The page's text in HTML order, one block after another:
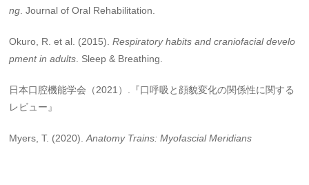
ng. Journal of Oral Rehabilitation.
Okuro, R. et al. (2015).Respiratory habits and craniofacial develo
pment in adults. Sleep & Breathing.
日本口腔機能学会（2021）.『口呼吸と顔貌変化の関係性に関する
レビュー』
Myers, T. (2020).Anatomy Trains: Myofascial Meridians